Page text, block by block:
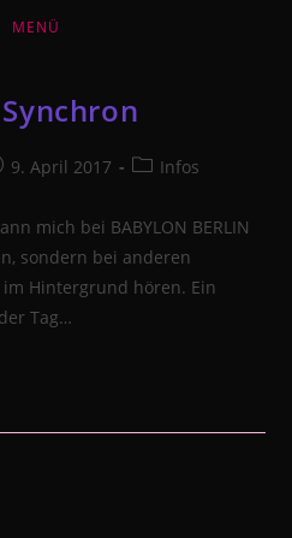
MENÜ
9. April 2017
Beitrags-
Infos
mich bei BABYLON BERLIN
sondern bei anderen
Hintergrund hören. Ein
Tag…